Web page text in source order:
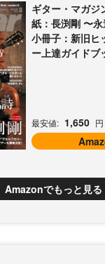
ギター・マガジ
紙：長渕剛 〜
小冊子：新旧ヒ
ー上達ガイドブ
最安値: 1,650 円
Amazonでもっと見る